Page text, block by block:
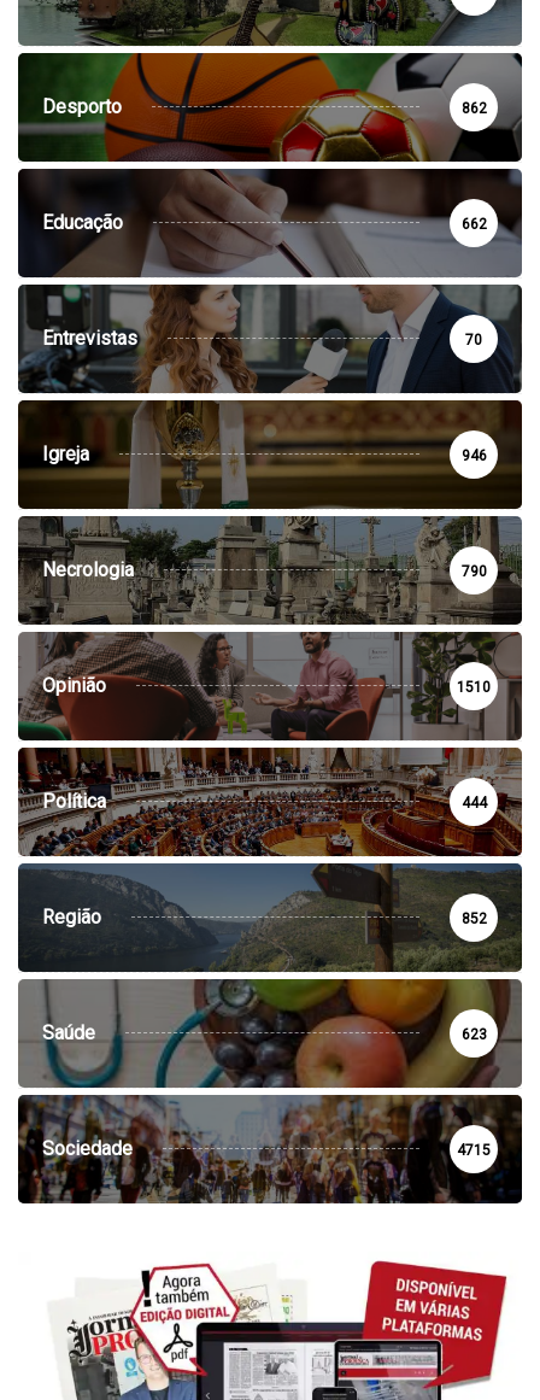
Desporto 862
Educação 662
Entrevistas 70
Igreja 946
Necrologia 790
Opinião 1510
Política 444
Região 852
Saúde 623
Sociedade 4715